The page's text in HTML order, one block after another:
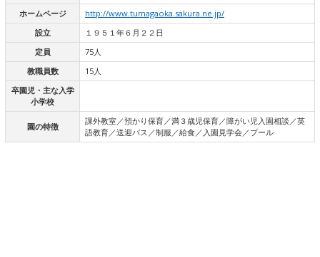
ホームページ
http://www.tumagaoka.sakura.ne.jp/
設立
１９５１年６月２２日
定員
75人
教職員数
15人
卒園児・主な入学
小学校
園の特徴
課外教室／預かり保育／満３歳児保育／障がい児入園相談／英
語教育／送迎バス／制服／給食／入園見学会／プール